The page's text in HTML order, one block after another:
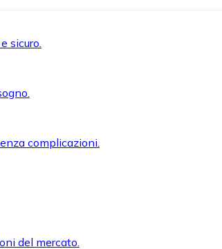
sicuro.
complicazioni.
del mercato.